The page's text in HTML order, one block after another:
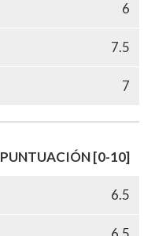
6
7.5
7
PUNTUACIÓN [0-10]
6.5